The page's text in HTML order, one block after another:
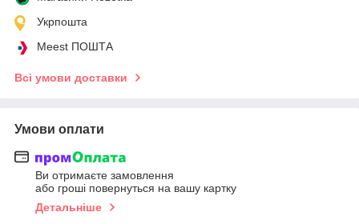
Укрпошта
Meest ПОШТА
Всі умови доставки
Умови оплати
Ви отримаєте замовлення
або гроші повернуться на вашу картку
Детальніше